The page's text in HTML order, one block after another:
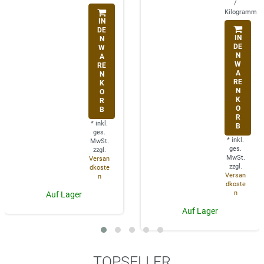
IN
DE
N
W
A
RE
N
K
O
R
B
* inkl.
ges.
MwSt.
zzgl.
Versan
dkoste
n
Auf Lager
/
Kilogramm
IN
DE
N
W
A
RE
N
K
O
R
B
* inkl.
ges.
MwSt.
zzgl.
Versan
dkoste
n
Auf Lager